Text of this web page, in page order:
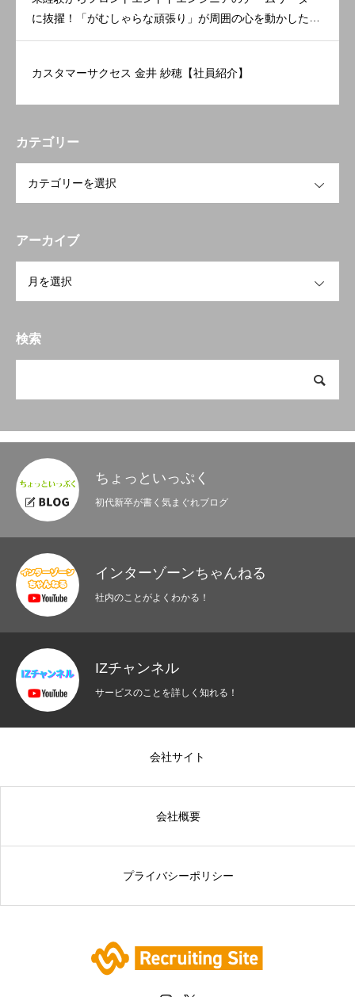
に抜擢！「がむしゃらな頑張り」が周囲の心を動かした。
【理念体現賞 受賞者インタビュー】
カスタマーサクセス 金井 紗穂【社員紹介】
カテゴリー
アーカイブ
検索
ちょっといっぷく
初代新卒が書く気まぐれブログ
インターゾーンちゃんねる
社内のことがよくわかる！
IZチャンネル
サービスのことを詳しく知れる！
会社サイト
会社概要
プライバシーポリシー